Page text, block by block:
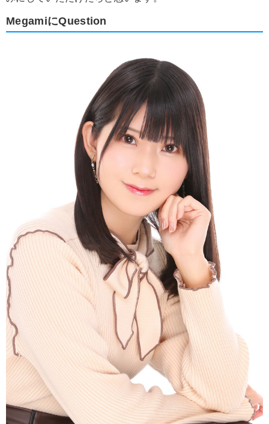
MegamiにQuestion